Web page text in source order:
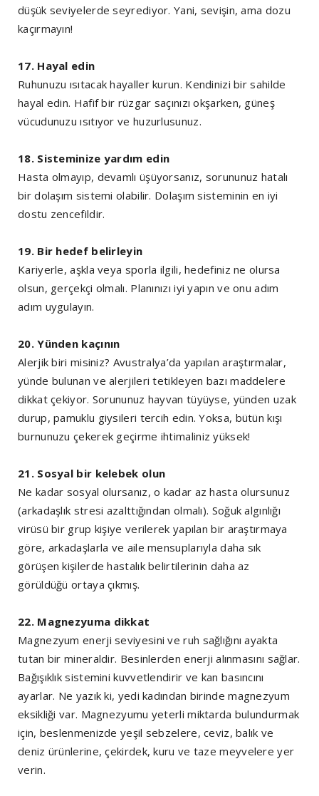
düşük seviyelerde seyrediyor. Yani, sevişin, ama dozu
kaçırmayın!
17. Hayal edin
Ruhunuzu ısıtacak hayaller kurun. Kendinizi bir sahilde
hayal edin. Hafif bir rüzgar saçınızı okşarken, güneş
vücudunuzu ısıtıyor ve huzurlusunuz.
18. Sisteminize yardım edin
Hasta olmayıp, devamlı üşüyorsanız, sorununuz hatalı
bir dolaşım sistemi olabilir. Dolaşım sisteminin en iyi
dostu zencefildir.
19. Bir hedef belirleyin
Kariyerle, aşkla veya sporla ilgili, hedefiniz ne olursa
olsun, gerçekçi olmalı. Planınızı iyi yapın ve onu adım
adım uygulayın.
20. Yünden kaçının
Alerjik biri misiniz? Avustralya’da yapılan araştırmalar,
yünde bulunan ve alerjileri tetikleyen bazı maddelere
dikkat çekiyor. Sorununuz hayvan tüyüyse, yünden uzak
durup, pamuklu giysileri tercih edin. Yoksa, bütün kışı
burnunuzu çekerek geçirme ihtimaliniz yüksek!
21. Sosyal bir kelebek olun
Ne kadar sosyal olursanız, o kadar az hasta olursunuz
(arkadaşlık stresi azalttığından olmalı). Soğuk algınlığı
virüsü bir grup kişiye verilerek yapılan bir araştırmaya
göre, arkadaşlarla ve aile mensuplarıyla daha sık
görüşen kişilerde hastalık belirtilerinin daha az
görüldüğü ortaya çıkmış.
22. Magnezyuma dikkat
Magnezyum enerji seviyesini ve ruh sağlığını ayakta
tutan bir mineraldir. Besinlerden enerji alınmasını sağlar.
Bağışıklık sistemini kuvvetlendirir ve kan basıncını
ayarlar. Ne yazık ki, yedi kadından birinde magnezyum
eksikliği var. Magnezyumu yeterli miktarda bulundurmak
için, beslenmenizde yeşil sebzelere, ceviz, balık ve
deniz ürünlerine, çekirdek, kuru ve taze meyvelere yer
verin.